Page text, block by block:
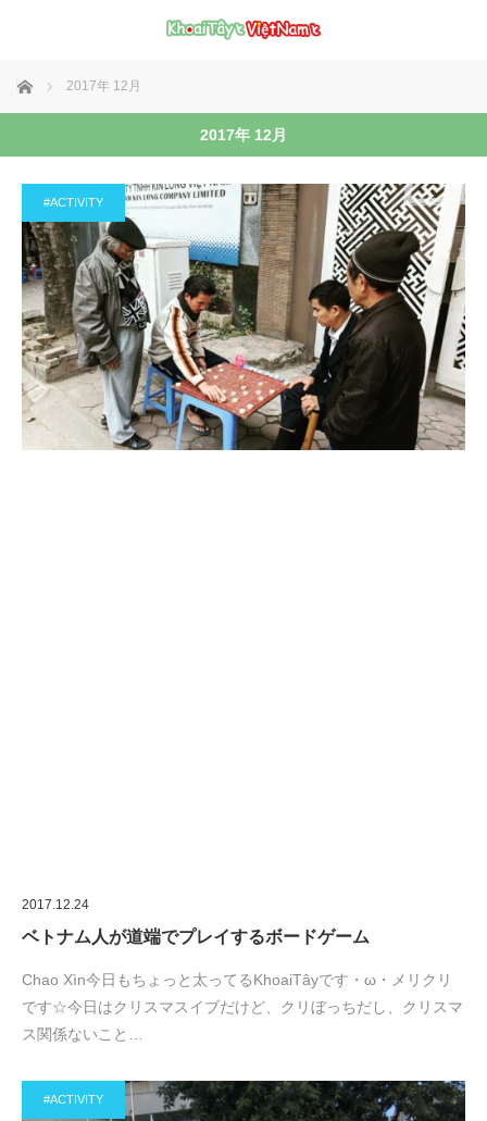
ホーム 2017年 12月
2017年 12月
#ACTIVITY
2017.12.24
ベトナム人が道端でプレイするボードゲーム
Chao Xìn今日もちょっと太ってるKhoaiTâyです・ω・メリクリ
です☆今日はクリスマスイブだけど、クリぼっちだし、クリスマ
ス関係ないこと…
#ACTIVITY